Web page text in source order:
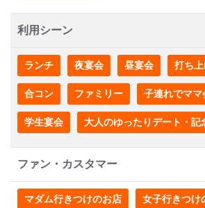
利用シーン
ランチ 夜宴会 昼宴会 打ち
合コン ファミリー 子連れでママ
学生宴会 大人のゆったりデート・記
ファン・カスタマー
マダム行きつけのお店 女子行きつけ